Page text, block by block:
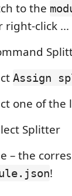
to the
right-click ...
Assign
one of
– the
!